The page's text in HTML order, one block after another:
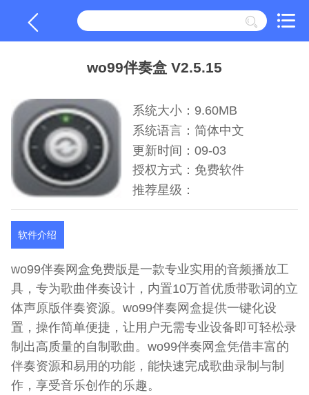
wo99伴奏盒 V2.5.15
系统大小：9.60MB
系统语言：简体中文
更新时间：09-03
授权方式：免费软件
推荐星级：
软件介绍
wo99伴奏网盒免费版是一款专业实用的音频播放工
具，专为歌曲伴奏设计，内置10万首优质带歌词的立
体声原版伴奏资源。wo99伴奏网盒提供一键化设
置，操作简单便捷，让用户无需专业设备即可轻松录
制出高质量的自制歌曲。wo99伴奏网盒凭借丰富的
伴奏资源和易用的功能，能快速完成歌曲录制与制
作，享受音乐创作的乐趣。